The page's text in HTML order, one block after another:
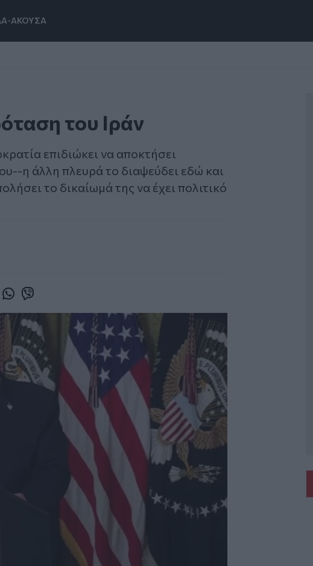
ΑΚΟΥΣΑ
του Ιράν
επιδιώκει να αποκτήσει
η άλλη πλευρά το διαψεύδει εδώ και
το δικαίωμά της να έχει πολιτικό